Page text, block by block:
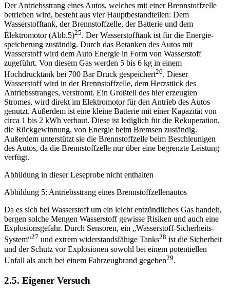
Der Antriebsstrang eines Autos, welches mit einer Brennstoffzelle
betrieben wird, besteht aus vier Hauptbestandteilen: Dem
Wasserstofftank, der Brenn­stoff­­zelle, der Batterie und dem
Elektromotor (Abb.5)25. Der Wasserstofftank ist für die Energie­
speicherung zuständig. Durch das Betanken des Autos mit
Wasserstoff wird dem Auto Energie in Form von Wasser­stoff
zugeführt. Von diesem Gas werden 5 bis 6 kg in einem
Hochdrucktank bei 700 Bar Druck gespeichert26. Dieser
Wasserstoff wird in der Brennstoffzelle, dem Herzstück des
Antriebsstranges, verstromt. Ein Großteil des hier erzeugten
Stromes, wird direkt im Elektromotor für den Antrieb des Autos
genutzt. Außerdem ist eine kleine Batterie mit einer Kapazität von
circa 1 bis 2 kWh verbaut. Diese ist lediglich für die Rekuperation,
die Rückgewinnung, von Energie beim Bremsen zuständig.
Außerdem unterstützt sie die Brennstoffzelle beim Beschleunigen
des Autos, da die Brennstoffzelle nur über eine begrenzte Leistung
verfügt.
Abbildung in dieser Leseprobe nicht enthalten
Abbildung 5: Antriebsstrang eines Brennstoffzellenautos
Da es sich bei Wasserstoff um ein leicht entzündliches Gas handelt,
bergen solche Mengen Wasserstoff gewisse Risiken und auch eine
Explosionsgefahr. Durch Sensoren, ein „Wasserstoff-Sicherheits-
System“27 und extrem widerstandsfähige Tanks28 ist die Sicherheit
und der Schutz vor Explosionen sowohl bei einem potentiellen
Unfall als auch bei einem Fahrzeugbrand gegeben29.
2.5. Eigener Versuch